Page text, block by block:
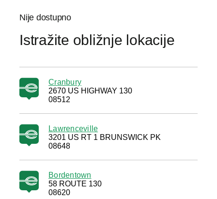
Nije dostupno
Istražite obližnje lokacije
Cranbury
2670 US HIGHWAY 130
08512
Lawrenceville
3201 US RT 1 BRUNSWICK PK
08648
Bordentown
58 ROUTE 130
08620